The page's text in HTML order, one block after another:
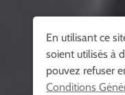
En utilisant ce
soient utilisés à
pouvez refuser
Conditions